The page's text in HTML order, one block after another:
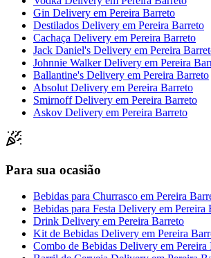
Gin Delivery em Pereira Barreto
Destilados Delivery em Pereira Barreto
Cachaça Delivery em Pereira Barreto
Jack Daniel's Delivery em Pereira
Johnnie Walker Delivery em Pereira
Ballantine's Delivery em Pereira Barreto
Absolut Delivery em Pereira Barreto
Smirnoff Delivery em Pereira Barreto
Askov Delivery em Pereira Barreto
Para sua ocasião
Bebidas para Churrasco em Pereira
Bebidas para Festa Delivery em Pereira
Drink Delivery em Pereira Barreto
Kit de Bebidas Delivery em Pereira
Combo de Bebidas Delivery em Pereira